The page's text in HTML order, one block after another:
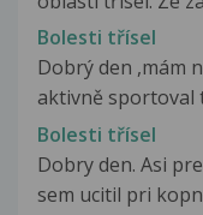
Bolesti třísel
Dobrý den ,mám
aktivně sportoval
Bolesti třísel
Dobry den. Asi
sem ucitil pri